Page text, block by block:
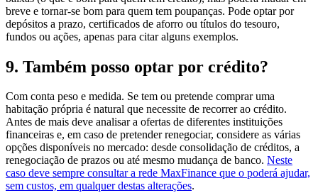
breve e tornar-se bom para quem tem poupanças. Pode optar por
depósitos a prazo, certificados de aforro ou títulos do tesouro,
fundos ou ações, apenas para citar alguns exemplos.
9. Também posso optar por crédito?
Com conta peso e medida. Se tem ou pretende comprar uma
habitação própria é natural que necessite de recorrer ao crédito.
Antes de mais deve analisar a ofertas de diferentes instituições
financeiras e, em caso de pretender renegociar, considere as várias
opções disponíveis no mercado: desde consolidação de créditos, a
renegociação de prazos ou até mesmo mudança de banco. Neste
caso deve sempre consultar a rede MaxFinance que o poderá ajudar,
sem custos, em qualquer destas alterações.